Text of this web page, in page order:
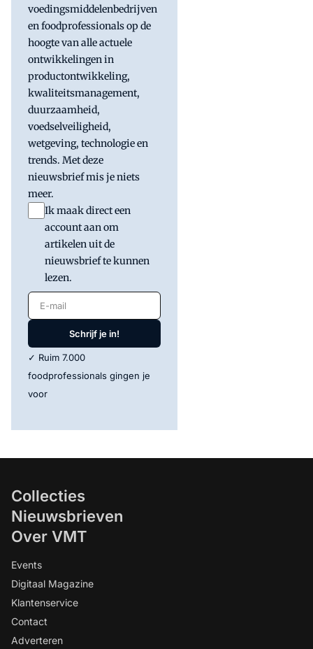
voedingsmiddelenbedrijven
en foodprofessionals op de
hoogte van alle actuele
ontwikkelingen in
productontwikkeling,
kwaliteitsmanagement,
duurzaamheid,
voedselveiligheid,
wetgeving, technologie en
trends. Met deze
nieuwsbrief mis je niets
meer.
Ik maak direct een
account aan om
artikelen uit de
nieuwsbrief te kunnen
lezen.
E-mail
Schrijf je in!
✓ Ruim 7.000
foodprofessionals gingen je
voor
Collecties
Nieuwsbrieven
Over VMT
Events
Digitaal Magazine
Klantenservice
Contact
Adverteren